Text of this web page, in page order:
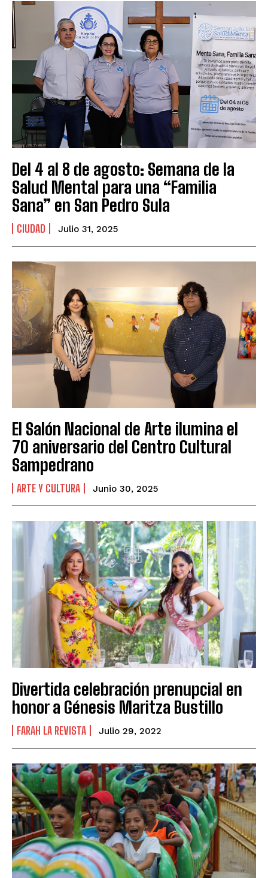
Del 4 al 8 de agosto: Semana de la
Salud Mental para una “Familia
Sana” en San Pedro Sula
CIUDAD Julio 31, 2025
El Salón Nacional de Arte ilumina el
70 aniversario del Centro Cultural
Sampedrano
ARTE Y CULTURA Junio 30, 2025
Divertida celebración prenupcial en
honor a Génesis Maritza Bustillo
FARAH LA REVISTA Julio 29, 2022